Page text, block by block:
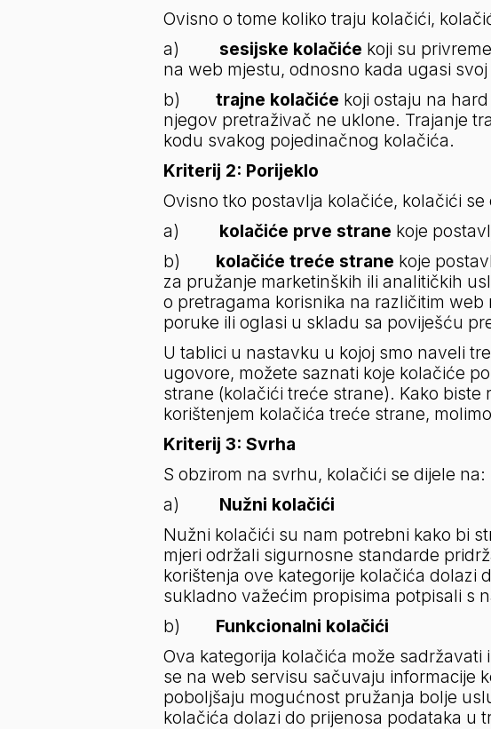
Ovisno o tome koliko traju kolačići,
a) sesijske kolačiće koji su
na web mjestu, odnosno kada ugasi
b) trajne kolačiće koji ostaju na
njegov pretraživač ne uklone. Trajanje
kodu svakog pojedinačnog kolačića.
Kriterij 2: Porijeklo
Ovisno tko postavlja kolačiće, kolačići se
a) kolačiće prve strane koje
b) kolačiće treće strane koje
za pružanje marketinških ili analitičkih
o pretragama korisnika na različitim
poruke ili oglasi u skladu sa poviješću
U tablici u nastavku u kojoj smo naveli
ugovore, možete saznati koje kolačiće
strane (kolačići treće strane). Kako
korištenjem kolačića treće strane,
Kriterij 3: Svrha
S obzirom na svrhu, kolačići se dijele na:
a) Nužni kolačići
Nužni kolačići su nam potrebni kako bi
mjeri održali sigurnosne standarde
korištenja ove kategorije kolačića dolazi
sukladno važećim propisima potpisali s
b) Funkcionalni kolačići
Ova kategorija kolačića može
se na web servisu sačuvaju informacije
poboljšaju mogućnost pružanja bolje
kolačića dolazi do prijenosa podataka u